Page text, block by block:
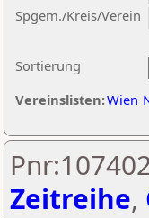
Sortierung
Spgem./Kreis/Verein
Vereinslisten:Wien
Zeitreihe,